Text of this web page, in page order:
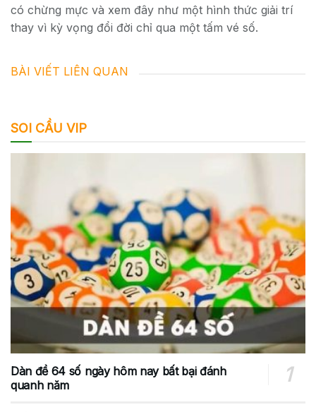
có chừng mực và xem đây như một hình thức giải trí
thay vì kỳ vọng đổi đời chỉ qua một tấm vé số.
BÀI VIẾT LIÊN QUAN
SOI CẦU VIP
Dàn đề 64 số ngày hôm nay bất bại đánh
quanh năm